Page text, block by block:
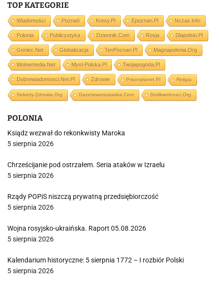
TOP KATEGORIE
Wiadomości Poznań Kresy.pl Epoznan.pl Nczas.info
Polonia Publicystyka Dziennik.com Rosja Dlapolski.pl
Goniec.net Globalizacja TenPoznan.pl Magnapolonia.org
Wolnemedia.net Mysl-Polska.pl Twojapogoda.pl
Dobrewiadomosci.net.pl Zdrowie Prisonplanet.pl Religia
Sekrety-Zdrowia.org Gazetawarszawska.com Stolikwolnosci.org
POLONIA
Ksiądz wezwał do rekonkwisty Maroka
5 sierpnia 2026
Chrześcijanie pod ostrzałem. Seria ataków w Izraelu
5 sierpnia 2026
Rządy POPiS niszczą prywatną przedsiębiorczość
5 sierpnia 2026
Wojna rosyjsko-ukraińska. Raport 05.08.2026
5 sierpnia 2026
Kalendarium historyczne: 5 sierpnia 1772 – I rozbiór Polski
5 sierpnia 2026